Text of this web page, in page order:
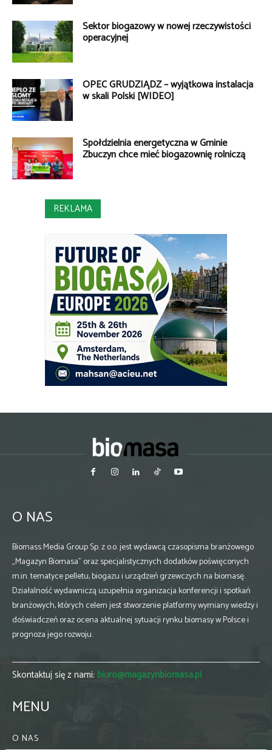
Sektor biogazowy w nowej rzeczywistości
operacyjnej
OPEC GRUDZIĄDZ – wyjątkowa instalacja
w skali Polski [WIDEO]
Spółdzielnia energetyczna w Gminie
Zbuczyn chce mieć biogazownię rolniczą
REKLAMA
O NAS
Biomass Media Group Sp. z o.o. jest wydawcą czasopisma branżowego
„Magazyn Biomasa” oraz specjalistycznych dodatków poświęconych
m.in. tematyce pelletu, biogazu i urządzeń grzewczych na biomasę.
Działalność wydawniczą uzupełnia organizacja konferencji i spotkań
branżowych, których celem jest stworzenie platformy wymiany wiedzy i
doświadczeń oraz ocena aktualnej sytuacji rynku biomasy w Polsce i
prognoza jego rozwoju.
Skontaktuj się z nami: biuro@magazynbiomasa.pl
MENU
O NAS